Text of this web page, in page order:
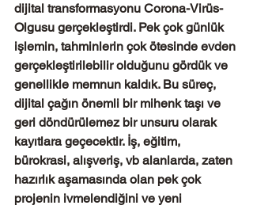
dijital transformasyonu Corona-Virüs-
Olgusu gerçekleştirdi. Pek çok günlük
işlemin, tahminlerin çok ötesinde evden
gerçekleştirilebilir olduğunu gördük ve
genellikle memnun kaldık. Bu süreç,
dijital çağın önemli bir mihenk taşı ve
geri döndürülemez bir unsuru olarak
kayıtlara geçecektir. İş, eğitim,
bürokrasi, alışveriş, vb alanlarda, zaten
hazırlık aşamasında olan pek çok
projenin ivmelendiğini ve yeni